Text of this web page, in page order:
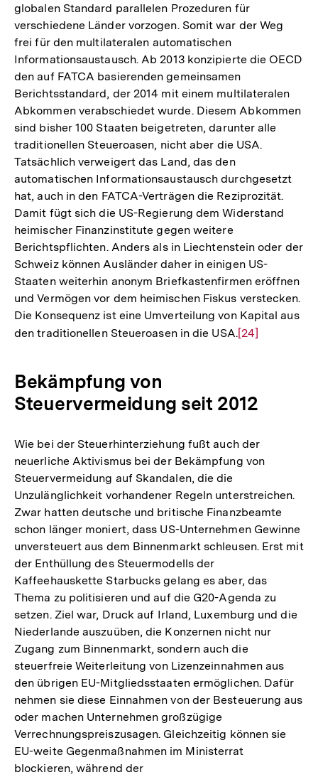
globalen Standard parallelen Prozeduren für
verschiedene Länder vorzogen. Somit war der Weg
frei für den multilateralen automatischen
Informationsaustausch. Ab 2013 konzipierte die OECD
den auf FATCA basierenden gemeinsamen
Berichtsstandard, der 2014 mit einem multilateralen
Abkommen verabschiedet wurde. Diesem Abkommen
sind bisher 100 Staaten beigetreten, darunter alle
traditionellen Steueroasen, nicht aber die USA.
Tatsächlich verweigert das Land, das den
automatischen Informationsaustausch durchgesetzt
hat, auch in den FATCA-Verträgen die Reziprozität.
Damit fügt sich die US-Regierung dem Widerstand
heimischer Finanzinstitute gegen weitere
Berichtspflichten. Anders als in Liechtenstein oder der
Schweiz können Ausländer daher in einigen US-
Staaten weiterhin anonym Briefkastenfirmen eröffnen
und Vermögen vor dem heimischen Fiskus verstecken.
Die Konsequenz ist eine Umverteilung von Kapital aus
den traditionellen Steueroasen in die USA.Zur
[24]
Bekämpfung von
Steuervermeidung seit 2012
Wie bei der Steuerhinterziehung fußt auch der
neuerliche Aktivismus bei der Bekämpfung von
Steuervermeidung auf Skandalen, die die
Unzulänglichkeit vorhandener Regeln unterstreichen.
Zwar hatten deutsche und britische Finanzbeamte
schon länger moniert, dass US-Unternehmen Gewinne
unversteuert aus dem Binnenmarkt schleusen. Erst mit
der Enthüllung des Steuermodells der
Kaffeehauskette Starbucks gelang es aber, das
Thema zu politisieren und auf die G20-Agenda zu
setzen. Ziel war, Druck auf Irland, Luxemburg und die
Niederlande auszuüben, die Konzernen nicht nur
Zugang zum Binnenmarkt, sondern auch die
steuerfreie Weiterleitung von Lizenzeinnahmen aus
den übrigen EU-Mitgliedsstaaten ermöglichen. Dafür
nehmen sie diese Einnahmen von der Besteuerung aus
oder machen Unternehmen großzügige
Verrechnungspreiszusagen. Gleichzeitig können sie
EU-weite Gegenmaßnahmen im Ministerrat
blockieren, während der